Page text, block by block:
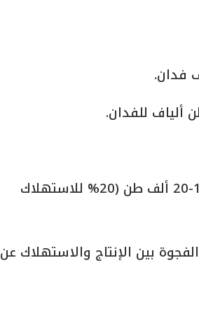
* تقدر الاحتياجات السنوية من زيت الكتان فى مصر بحوالى 15-20 ألف طن (20% للاستهلاك
تغطية الفجوة بين الإنتاج والاستهلاك عن